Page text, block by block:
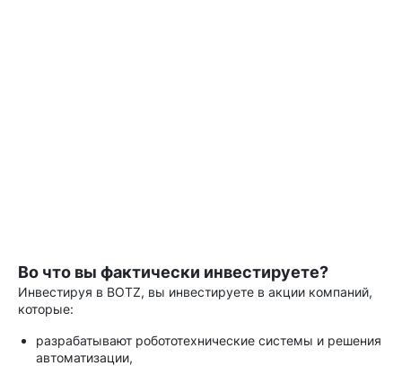
Во что вы фактически инвестируете?
Инвестируя в BOTZ, вы инвестируете в акции компаний,
которые:
разрабатывают робототехнические системы и решения
автоматизации,